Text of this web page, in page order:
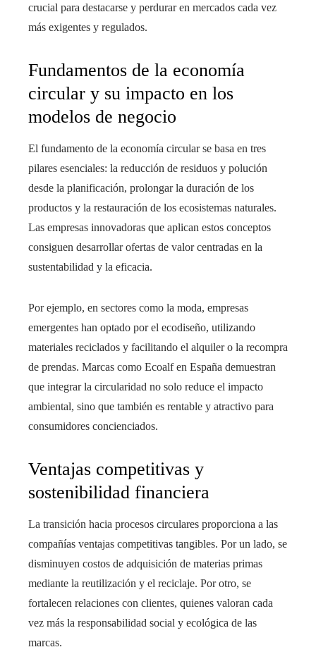
crucial para destacarse y perdurar en mercados cada vez
más exigentes y regulados.
Fundamentos de la economía
circular y su impacto en los
modelos de negocio
El fundamento de la economía circular se basa en tres
pilares esenciales: la reducción de residuos y polución
desde la planificación, prolongar la duración de los
productos y la restauración de los ecosistemas naturales.
Las empresas innovadoras que aplican estos conceptos
consiguen desarrollar ofertas de valor centradas en la
sustentabilidad y la eficacia.
Por ejemplo, en sectores como la moda, empresas
emergentes han optado por el ecodiseño, utilizando
materiales reciclados y facilitando el alquiler o la recompra
de prendas. Marcas como Ecoalf en España demuestran
que integrar la circularidad no solo reduce el impacto
ambiental, sino que también es rentable y atractivo para
consumidores concienciados.
Ventajas competitivas y
sostenibilidad financiera
La transición hacia procesos circulares proporciona a las
compañías ventajas competitivas tangibles. Por un lado, se
disminuyen costos de adquisición de materias primas
mediante la reutilización y el reciclaje. Por otro, se
fortalecen relaciones con clientes, quienes valoran cada
vez más la responsabilidad social y ecológica de las
marcas.